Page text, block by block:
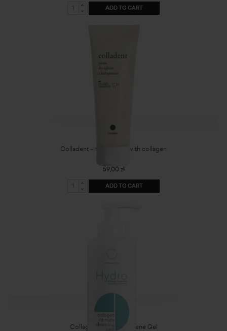
ADD TO CART
Colladent – toothpaste with collagen
59,00 zł
ADD TO CART
Collagen Intimate Hygiene Gel